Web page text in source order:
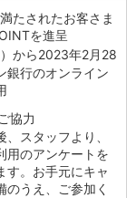
たされたお客さま
を進呈
から2023年2月28
銀行のオンライン
協力
スタッフより、
用のアンケートを
す。お手元にキャ
のうえ、ご参加く